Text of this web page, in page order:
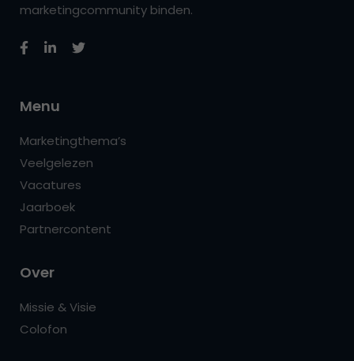
marketingcommunity binden.
Menu
Marketingthema’s
Veelgelezen
Vacatures
Jaarboek
Partnercontent
Over
Missie & Visie
Colofon